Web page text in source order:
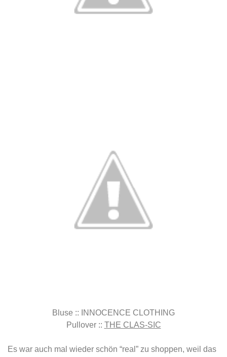
Bluse :: INNOCENCE CLOTHING
Pullover :: THE CLAS-SIC
Es war auch mal wieder schön “real” zu shoppen, weil das